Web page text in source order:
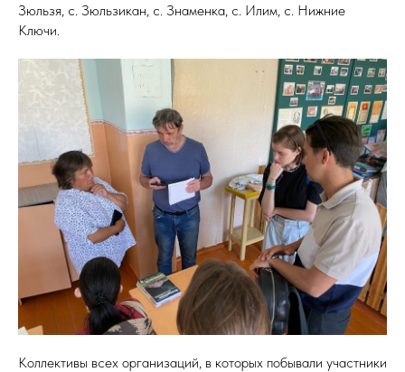
Зюльзя, с. Зюльзикан, с. Знаменка, с. Илим, с. Нижние
Ключи.
Коллективы всех организаций, в которых побывали участники